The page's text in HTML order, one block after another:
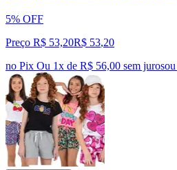
5% OFF
Preço R$ 53,20R$ 53,20
no Pix Ou 1x de R$ 56,00 sem jurosou